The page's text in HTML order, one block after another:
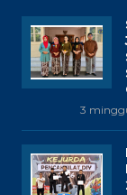
3